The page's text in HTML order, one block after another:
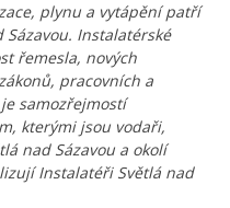
plynu a vytápění patří
Instalatérské
řemesla, nových
pracovních a
samozřejmostí
kterými jsou vodaři,
nad Sázavou a okolí
Instalatéři Světlá nad